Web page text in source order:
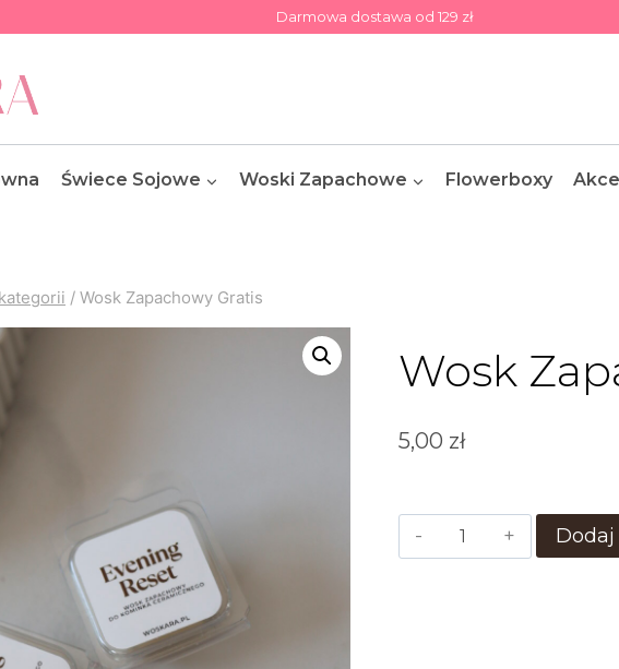
Darmowa dostawa od 129 zł
Świece Sojowe Woski Zapachowe Flowerboxy
/ Wosk Zapachowy Gratis
Wosk
5,00 zł
ilość
Dodaj